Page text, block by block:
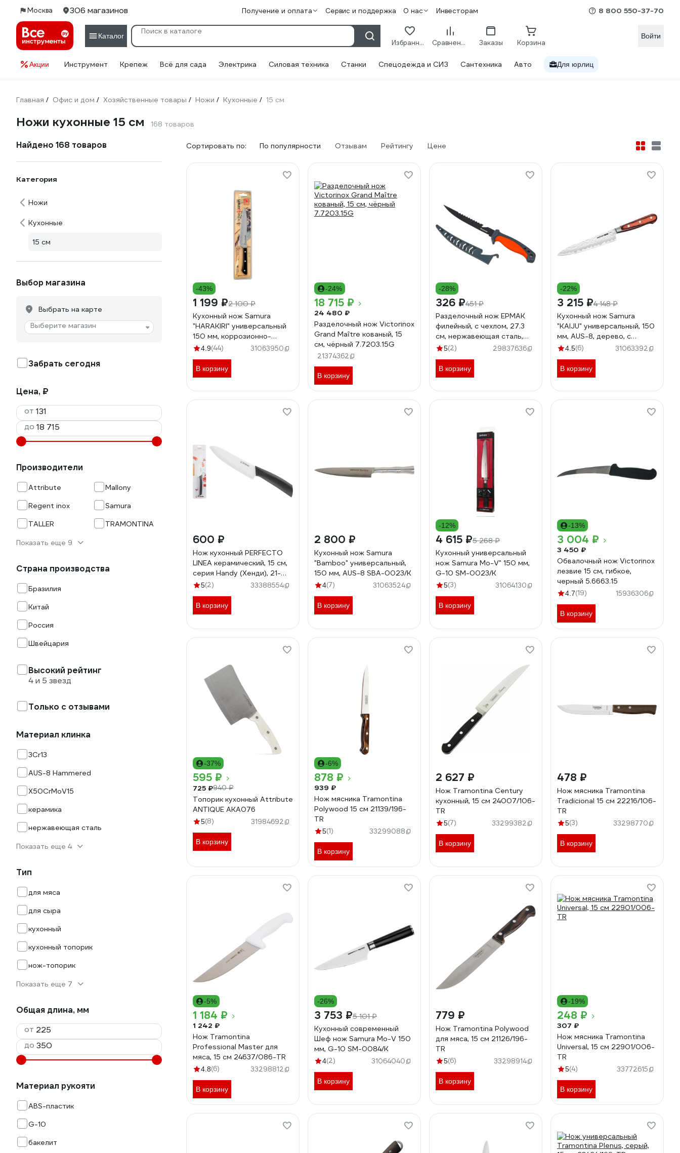
Москва 306 магазинов Получение и оплата Сервис и поддержка О нас Инвесторам 8 800 550-37-70
Каталог
Избранное Сравнение Заказы Корзина
Войти
Акции Инструмент Крепеж Всё для сада Электрика Силовая техника Станки Спецодежда и СИЗ Сантехника Авто Для юрлиц
Главная / Офис и дом / Хозяйственные товары / Ножи / Кухонные / 15 см
Ножи кухонные 15 см 168 товаров
Найдено 168 товаров
Категория
Ножи
Кухонные
15 см
Выбор магазина
Выбрать на карте
Выберите магазин
Забрать сегодня
Цена, ₽
от
до
Производители
Attribute
Mallony
Regent inox
Samura
TALLER
TRAMONTINA
Показать еще 9
Страна производства
Бразилия
Китай
Россия
Швейцария
Высокий рейтинг
4 и 5 звезд
Только с отзывами
Материал клинка
3Cr13
AUS-8 Hammered
X50CrMoV15
керамика
нержавеющая сталь
Показать еще 4
Тип
для мяса
для сыра
кухонный
кухонный топорик
нож-топорик
Показать еще 7
Общая длина, мм
от
до
Материал рукояти
ABS-пластик
G-10
бакелит
Сортировать по: По популярности Отзывам Рейтингу Цене
-43%
1 199 ₽2 100 ₽
Кухонный нож Samura
"HARAKIRI" универсальный
150 мм, коррозионно-
стойкая сталь, ABS пластик
4.9(44) 31063950
В корзину
-24%
18 715 ₽
24 480 ₽
Разделочный нож Victorinox
Grand Maître кованый, 15
см, чёрный 7.7203.15G
21374362
В корзину
-28%
326 ₽451 ₽
Разделочный нож ЕРМАК
филейный, с чехлом, 27.3
см, нержавеющая сталь,
пластик, ПВХ 070-005
5(2) 29837636
В корзину
-22%
3 215 ₽4 148 ₽
Кухонный нож Samura
"KAIJU" универсальный, 150
мм, AUS-8, дерево, с
больстером SKJ-0023B/K
4.5(6) 31063392
В корзину
600 ₽
Нож кухонный PERFECTO
LINEA керамический, 15 см,
серия Handy (Хенди), 21-
005600
5(2) 33388554
В корзину
2 800 ₽
Кухонный нож Samura
"Bamboo" универсальный,
150 мм, AUS-8 SBA-0023/K
4(7) 31063524
В корзину
-12%
4 615 ₽5 268 ₽
Кухонный универсальный
нож Samura Mo-V" 150 мм,
G-10 SM-0023/K
5(3) 31064130
В корзину
-13%
3 004 ₽
3 450 ₽
Обвалочный нож Victorinox
лезвие 15 см, гибкое,
черный 5.6663.15
4.7(19) 15936306
В корзину
-37%
595 ₽
725 ₽940 ₽
Топорик кухонный Attribute
ANTIQUE AKA076
5(8) 31984692
В корзину
-6%
878 ₽
939 ₽
Нож мясника Tramontina
Polywood 15 см 21139/196-
TR
5(1) 33299088
В корзину
2 627 ₽
Нож Tramontina Century
кухонный, 15 см 24007/106-
TR
5(7) 33299382
В корзину
478 ₽
Нож мясника Tramontina
Tradicional 15 см 22216/106-
TR
5(3) 33298770
В корзину
-5%
1 184 ₽
1 242 ₽
Нож Tramontina
Professional Master для
мяса, 15 см 24637/086-TR
4.8(6) 33298812
В корзину
-26%
3 753 ₽5 101 ₽
Кухонный современный
Шеф нож Samura Mo-V 150
мм, G-10 SM-0084/K
4(2) 31064040
В корзину
779 ₽
Нож Tramontina Polywood
для мяса, 15 см 21126/196-
TR
5(6) 33298914
В корзину
-19%
248 ₽
307 ₽
Нож мясника Tramontina
Universal, 15 см 22901/006-
TR
5(4) 33772615
В корзину